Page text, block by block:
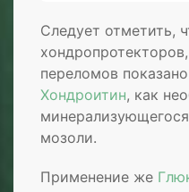
Следует отметить,
переломов
Хондроитин, как
мозоли.
Применение же